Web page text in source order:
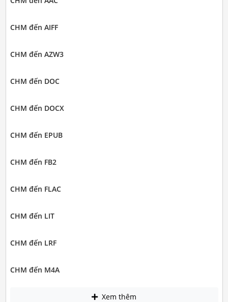
CHM đến AIFF
CHM đến AZW3
CHM đến DOC
CHM đến DOCX
CHM đến EPUB
CHM đến FB2
CHM đến FLAC
CHM đến LIT
CHM đến LRF
CHM đến M4A
Xem thêm